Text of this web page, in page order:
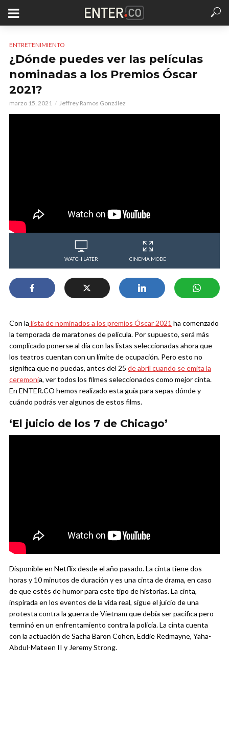
ENTRETENIMIENTO
¿Dónde puedes ver las películas
nominadas a los Premios Óscar
2021?
marzo 15, 2021 Jeffrey Ramos González
WATCH LATER CINEMA MODE
Con la lista de nominados a los premios Óscar 2021 ha comenzado
la temporada de maratones de película. Por supuesto, será más
complicado ponerse al día con las listas seleccionadas ahora que
los teatros cuentan con un límite de ocupación. Pero esto no
significa que no puedas, antes del 25 de abril cuando se emita la
ceremonia, ver todos los filmes seleccionados como mejor cinta.
En ENTER.CO hemos realizado esta guía para sepas dónde y
cuándo podrás ver algunos de estos films.
‘El juicio de los 7 de Chicago’
Disponible en Netflix desde el año pasado. La cinta tiene dos
horas y 10 minutos de duración y es una cinta de drama, en caso
de que estés de humor para este tipo de historias. La cinta,
inspirada en los eventos de la vida real, sigue el juicio de una
protesta contra la guerra de Vietnam que debía ser pacifica pero
terminó en un enfrentamiento contra la policía. La cinta cuenta
con la actuación de Sacha Baron Cohen, Eddie Redmayne, Yaha-
Abdul-Mateen II y Jeremy Strong.